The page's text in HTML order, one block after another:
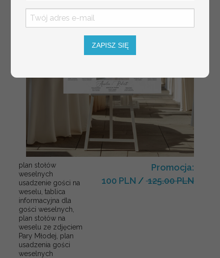
plan stołów
weselnych
usadzenie gości na
weselu, tablica
informacyjna dla
gości weselnych,
plan stołów na
weselu ze zdjęciem
Pary Młodej, plan
usadzenia gości
weselnych
Promocja:
100 PLN / 125.00 PLN
ZAPISZ SIĘ